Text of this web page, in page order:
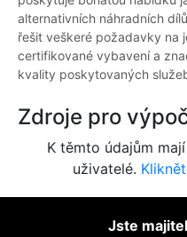
alternativních náhradních
řešit veškeré požadavky na
certifikované vybavení a
kvality poskytovaných
Zdroje pro
K těmto údajům
uživatelé.
Jste